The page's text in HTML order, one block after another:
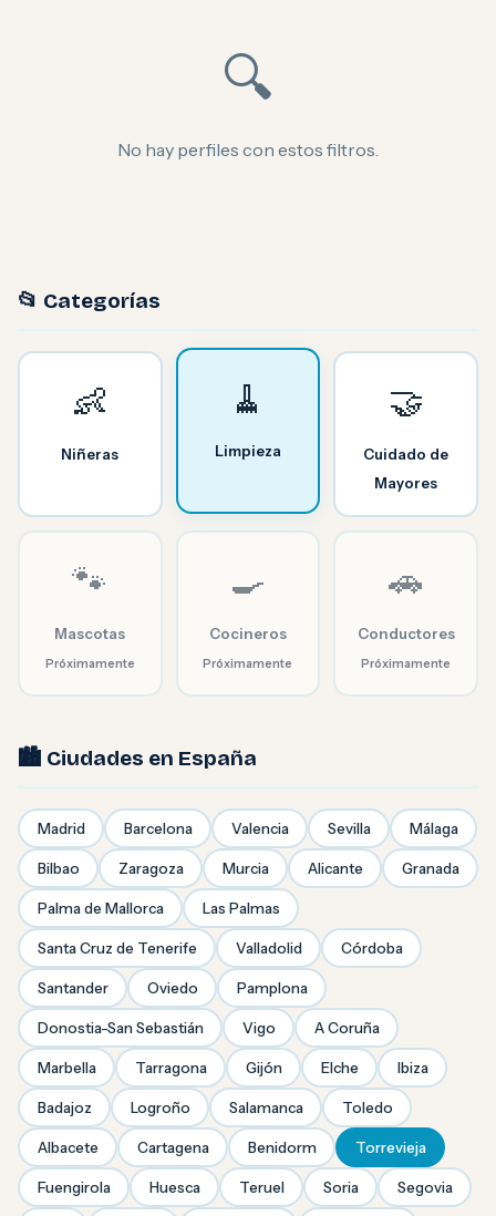
🔍
No hay perfiles con estos filtros.
📂 Categorías
👶
Niñeras
🧹
Limpieza
🤝
Cuidado de
Mayores
🐾
Mascotas
Próximamente
🍳
Cocineros
Próximamente
🚗
Conductores
Próximamente
🏙️ Ciudades en España
Madrid Barcelona Valencia Sevilla Málaga
Bilbao Zaragoza Murcia Alicante Granada
Palma de Mallorca Las Palmas
Santa Cruz de Tenerife Valladolid Córdoba
Santander Oviedo Pamplona
Donostia-San Sebastián Vigo A Coruña
Marbella Tarragona Gijón Elche Ibiza
Badajoz Logroño Salamanca Toledo
Albacete Cartagena Benidorm Torrevieja
Fuengirola Huesca Teruel Soria Segovia